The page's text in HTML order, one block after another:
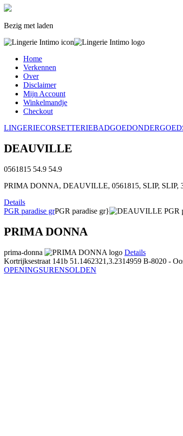
Bezig met laden
Home
Verkennen
Over
Disclaimer
Mijn Account
Winkelmandje
Checkout
LINGERIECORSETTERIEBADGOEDONDERGOED
DEAUVILLE
0561815 54.9 54.9
PRIMA DONNA, DEAUVILLE, 0561815, SLIP, SLIP,
Details
PGR paradise grPGR paradise gr}
PRIMA DONNA
prima-donna
Details
Kortrijksestraat 141b 51.1462321,3.2314959 B-8020 -
OPENINGSURENSOLDEN